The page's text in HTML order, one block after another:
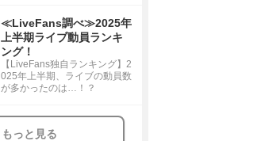
≪LiveFans調べ≫2025年
上半期ライブ動員ランキ
ング！
【LiveFans独自ランキング】2
025年上半期、ライブの動員数
が多かったのは…！？
もっと見る